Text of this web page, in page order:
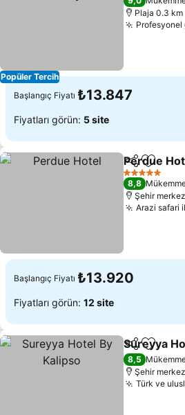
Popüler Tercih
Plaja 0.3
Başlangıç Fiyatı ₺13.847
Fiyatları görün: 5 site
Paylaş
Perdue
5 Yıldız
8,8
Şehir
Arazi safari
Başlangıç Fiyatı ₺13.920
Fiyatları görün: 12 site
Paylaş
Sureyya
8,5
Şehir
Türk ve